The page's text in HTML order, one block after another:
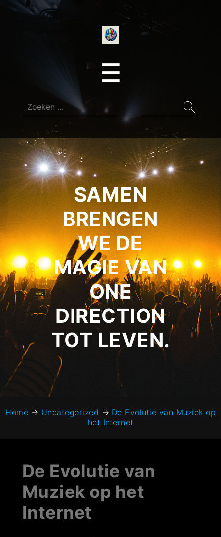
☰
Zoeken
naar:
SAMEN
BRENGEN
WE DE
MAGIE VAN
ONE
DIRECTION
TOT LEVEN.
Home → Uncategorized → De Evolutie van Muziek op
het Internet
De Evolutie van
Muziek op het
Internet